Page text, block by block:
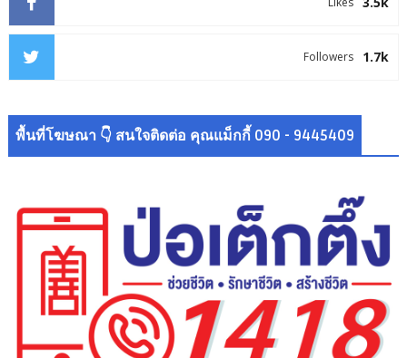
1.7k
Followers
พื้นที่โฆษณา 👇 สนใจติดต่อ คุณแม็กกี้ 090 - 9445409